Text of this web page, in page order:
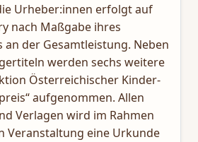
Urheber:innen erfolgt auf
nach Maßgabe ihres
an der Gesamtleistung. Neben
werden sechs weitere
Österreichischer Kinder-
aufgenommen. Allen
Verlagen wird im Rahmen
Veranstaltung eine Urkunde